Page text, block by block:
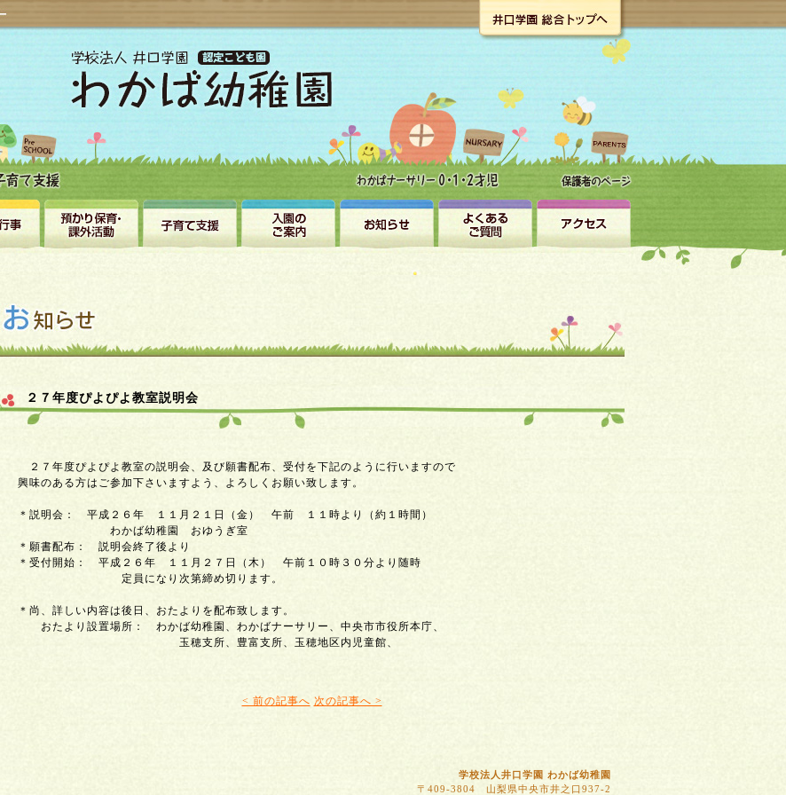
２７年度ぴよぴよ教室説明会
２７年度ぴよぴよ教室の説明会、及び願書配布、受付を下記のように行いますので
興味のある方はご参加下さいますよう、よろしくお願い致します。
＊説明会： 平成２６年 １１月２１日（金） 午前 １１時より（約１時間）
わかば幼稚園 おゆうぎ室
＊願書配布： 説明会終了後より
＊受付開始： 平成２６年 １１月２７日（木） 午前１０時３０分より随時
定員になり次第締め切ります。
＊尚、詳しい内容は後日、おたよりを配布致します。
おたより設置場所： わかば幼稚園、わかばナーサリー、中央市市役所本庁、
玉穂支所、豊富支所、玉穂地区内児童館、
< 前の記事へ 次の記事へ >
学校法人井口学園 わかば幼稚園
〒409-3804 山梨県中央市井之口937-2